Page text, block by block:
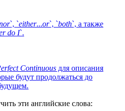
`, `either...or`, `both`, а также
do I`.
Continuous для описания
будут продолжаться до
эти английские слова: